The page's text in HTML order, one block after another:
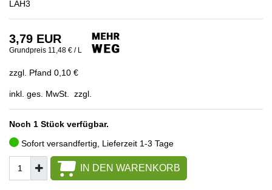
LAH3
3,79 EUR
Grundpreis 11,48 € / L
zzgl. Pfand 0,10 €
inkl. ges. MwSt. zzgl.
Noch 1 Stück verfügbar.
Sofort versandfertig, Lieferzeit 1-3 Tage
IN DEN WARENKORB